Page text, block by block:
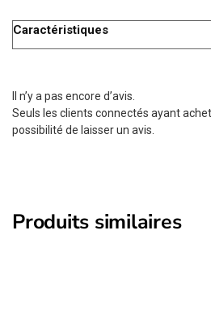
Caractéristiques
Il n’y a pas encore d’avis.
Seuls les clients connectés ayant
possibilité de laisser un avis.
Produits similaires